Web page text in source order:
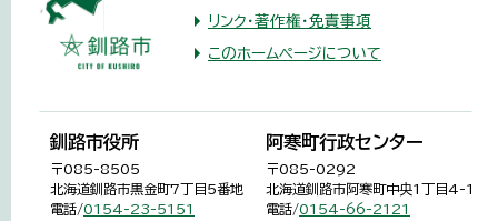
リンク・著作権・免責事項
このホームページについて
釧路市役所
〒085-8505
北海道釧路市黒金町7丁目5番地
電話/0154-23-5151
阿寒町行政センター
〒085-0292
北海道釧路市阿寒町中央1丁目4-1
電話/0154-66-2121